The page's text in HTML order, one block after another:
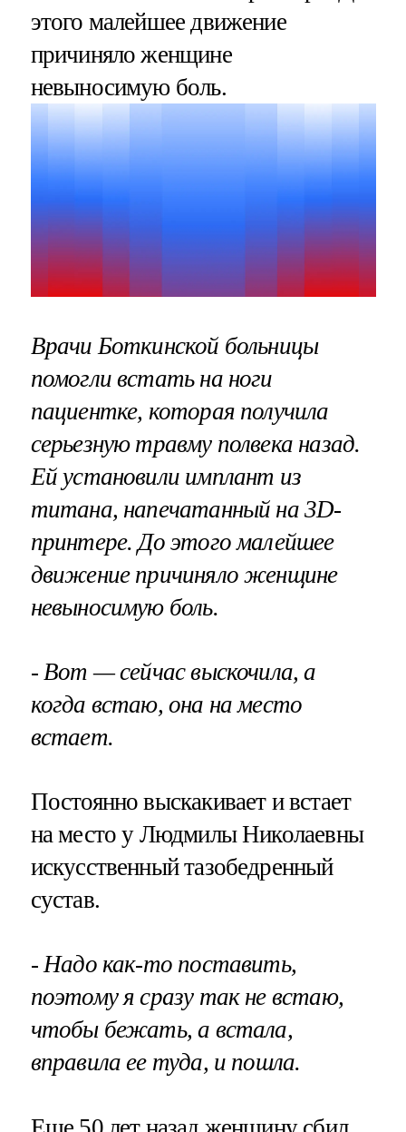
этого малейшее движение
причиняло женщине
невыносимую боль.
Врачи Боткинской больницы
помогли встать на ноги
пациентке, которая получила
серьезную травму полвека назад.
Ей установили имплант из
титана, напечатанный на 3D-
принтере. До этого малейшее
движение причиняло женщине
невыносимую боль.
- Вот — сейчас выскочила, а
когда встаю, она на место
встает.
Постоянно выскакивает и встает
на место у Людмилы Николаевны
искусственный тазобедренный
сустав.
- Надо как-то поставить,
поэтому я сразу так не встаю,
чтобы бежать, а встала,
вправила ее туда, и пошла.